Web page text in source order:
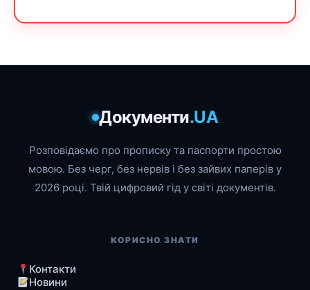
Документи.UA
Розповідаємо про прописку та паспорти простою
мовою. Без черг, без нервів і без зайвих паперів у
2026 році. Твій цифровий гід у світі документів.
КОРИСНО ЗНАТИ
Контакти
Новини